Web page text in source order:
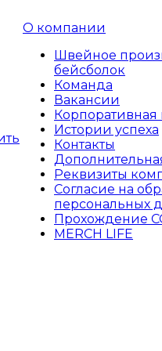
О компании
Швейное
бейсболок
Команда
Вакансии
Корпоративная
Истории успеха
Контакты
Реквизиты
Согласие на
персональных
Прохождение
MERCH LIFE